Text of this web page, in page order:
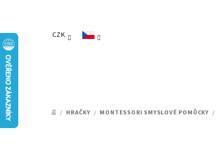
CZK
DOMŮ
/ HRAČKY / MONTESSORI SMYSLOVÉ POMŮCKY /